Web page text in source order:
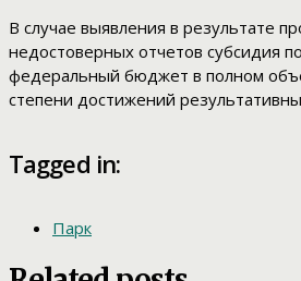
В случае выявления в результате
недостоверных отчетов субсидия
федеральный бюджет в полном
степени достижений
Tagged in:
Парк